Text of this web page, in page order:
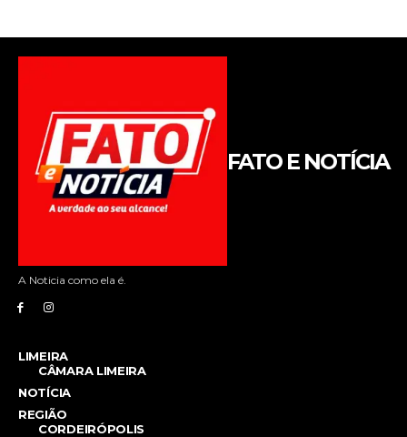
FATO E NOTÍCIA
A Noticia como ela é.
LIMEIRA
CÂMARA LIMEIRA
NOTÍCIA
REGIÃO
CORDEIRÓPOLIS